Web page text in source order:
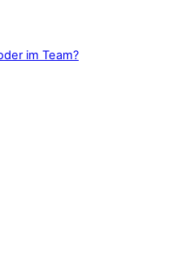
im Team?